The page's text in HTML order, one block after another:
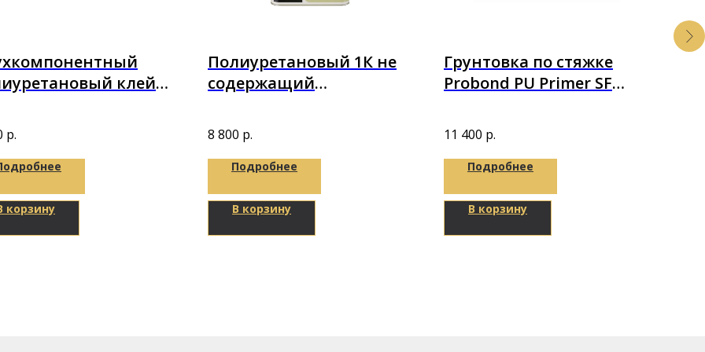
клей
р.
корзину
Полиуретановый 1К не
содержащий
Puretop Primer-ECO 4,5 кг
(5л)
8 800 р.
Подробнее
В корзину
Грунтовка по стяжке
Probond PU Primer SF
11 400 р.
Подробнее
В корзину